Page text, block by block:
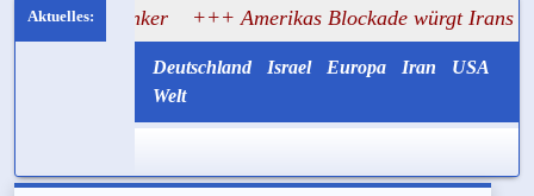
Tanker +++ Amerikas Blockade würgt Irans Ölexport ab
Deutschland Israel Europa Iran
USA
Welt